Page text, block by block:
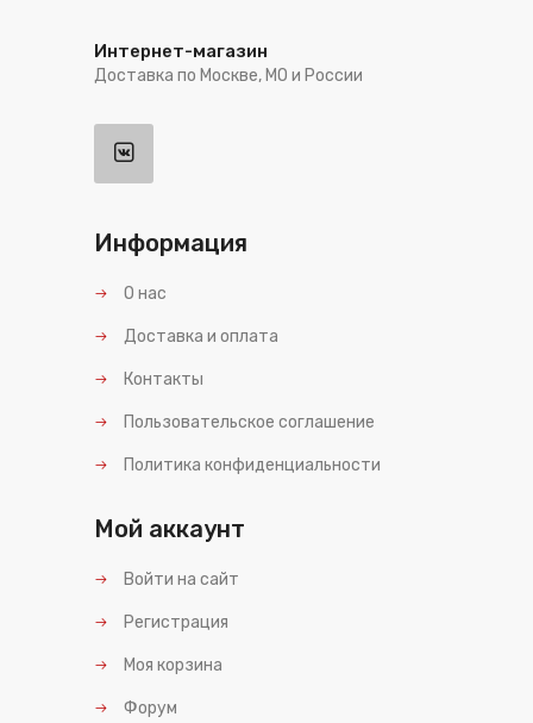
Интернет-магазин
Доставка по Москве, МО и России
Информация
О нас
Доставка и оплата
Контакты
Пользовательское соглашение
Политика конфиденциальности
Мой аккаунт
Войти на сайт
Регистрация
Моя корзина
Форум